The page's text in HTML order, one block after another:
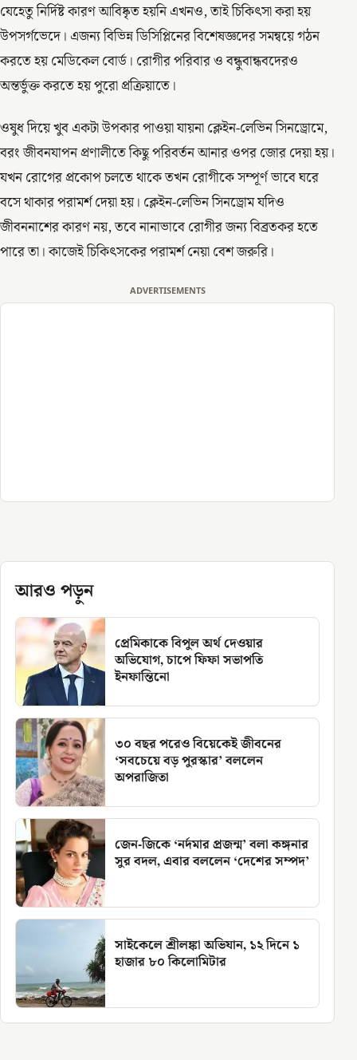
যেহেতু নির্দিষ্ট কারণ আবিষ্কৃত হয়নি এখনও, তাই চিকিৎসা করা হয়
উপসর্গভেদে। এজন্য বিভিন্ন ডিসিপ্লিনের বিশেষজ্ঞদের সমন্বয়ে গঠন
করতে হয় মেডিকেল বোর্ড। রোগীর পরিবার ও বন্ধুবান্ধবদেরও
অন্তর্ভুক্ত করতে হয় পুরো প্রক্রিয়াতে।
ওষুধ দিয়ে খুব একটা উপকার পাওয়া যায়না ক্লেইন-লেভিন সিনড্রোমে,
বরং জীবনযাপন প্রণালীতে কিছু পরিবর্তন আনার ওপর জোর দেয়া হয়।
যখন রোগের প্রকোপ চলতে থাকে তখন রোগীকে সম্পূর্ণ ভাবে ঘরে
বসে থাকার পরামর্শ দেয়া হয়। ক্লেইন-লেভিন সিনড্রোম যদিও
জীবননাশের কারণ নয়, তবে নানাভাবে রোগীর জন্য বিব্রতকর হতে
পারে তা। কাজেই চিকিৎসকের পরামর্শ নেয়া বেশ জরুরি।
ADVERTISEMENTS
আরও পড়ুন
প্রেমিকাকে বিপুল অর্থ দেওয়ার
অভিযোগ, চাপে ফিফা সভাপতি
ইনফান্তিনো
৩০ বছর পরেও বিয়েকেই জীবনের
‘সবচেয়ে বড় পুরস্কার’ বললেন
অপরাজিতা
জেন-জিকে ‘নর্দমার প্রজন্ম’ বলা কঙ্গনার
সুর বদল, এবার বললেন ‘দেশের সম্পদ’
সাইকেলে শ্রীলঙ্কা অভিযান, ১২ দিনে ১
হাজার ৮০ কিলোমিটার